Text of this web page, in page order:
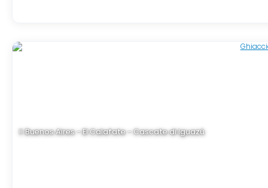
Buenos Aires - El Calafate - Cascate di Iguazú